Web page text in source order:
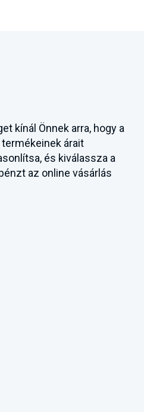
kínál Önnek arra, hogy a
árait
és kiválassza a
az online vásárlás